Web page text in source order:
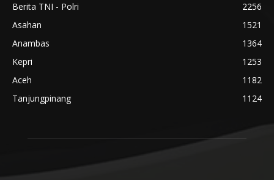
Berita TNI - Polri
2256
Asahan
1521
Anambas
1364
Kepri
1253
Aceh
1182
Tanjungpinang
1124